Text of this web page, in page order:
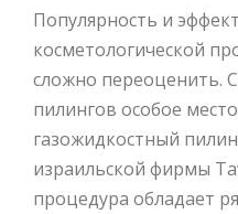
Популярность и
косметологической
сложно переоценить.
пилингов особое
газожидкостный
израильской фирмы
процедура обладает